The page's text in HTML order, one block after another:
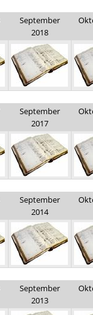
September
2018
September
2017
September
2014
September
2013